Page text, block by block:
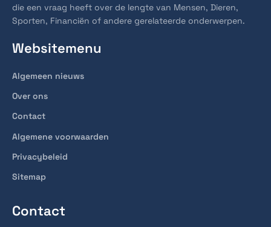
die een vraag heeft over de lengte van Mensen, Dieren,
Sporten, Financiën of andere gerelateerde onderwerpen.
Websitemenu
Algemeen nieuws
Over ons
Contact
Algemene voorwaarden
Privacybeleid
Sitemap
Contact